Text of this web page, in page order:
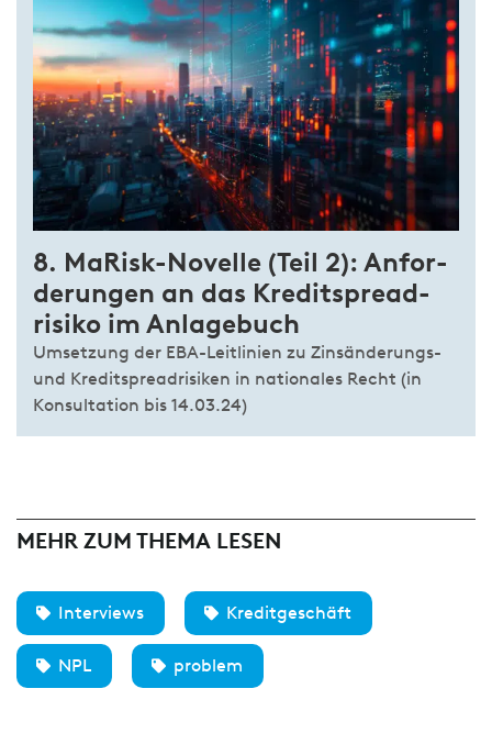
8. MaRisk-­Novelle (Teil 2): An­for­
derungen an das Kredit­spread­
risiko im Anlage­buch
Umsetzung der EBA-Leitlinien zu Zinsänderungs-
und Kreditspreadrisiken in nationales Recht (in
Konsultation bis 14.03.24)
MEHR ZUM THEMA LESEN
Interviews Kreditgeschäft
NPL problem